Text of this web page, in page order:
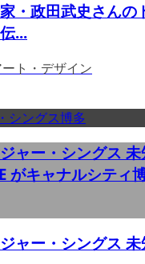
・政田武史さんの
...
ト・デザイン
ャー・シングス 未
がキャナルシティ
ャー・シングス 未